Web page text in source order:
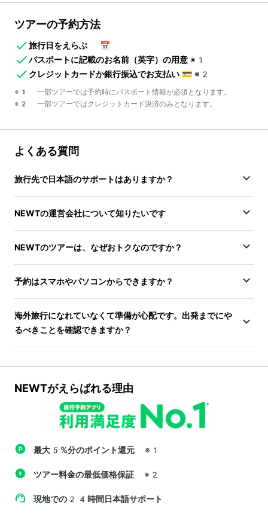
ツアーの予約方法
旅行日をえらぶ
📅
パスポートに記載のお名前（英字）の用意 ※1
クレジットカードか銀行振込でお支払い 💳 ※2
※1 一部ツアーでは予約時にパスポート情報が必須となります。
※2 一部ツアーではクレジットカード決済のみとなります。
よくある質問
旅行先で日本語のサポートはありますか？
NEWTの運営会社について知りたいです
NEWTのツアーは、なぜおトクなのですか？
予約はスマホやパソコンからできますか？
海外旅行になれていなくて準備が心配です。出発までにや
るべきことを確認できますか？
NEWTがえらばれる理由
最大5%分のポイント還元 ※1
ツアー料金の最低価格保証 ※2
現地での24時間日本語サポート